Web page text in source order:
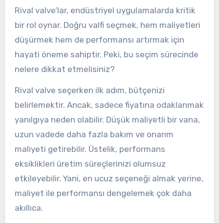
Rival valve’lar, endüstriyel uygulamalarda kritik
bir rol oynar. Doğru valfi seçmek, hem maliyetleri
düşürmek hem de performansı artırmak için
hayati öneme sahiptir. Peki, bu seçim sürecinde
nelere dikkat etmelisiniz?
Rival valve seçerken ilk adım, bütçenizi
belirlemektir. Ancak, sadece fiyatına odaklanmak
yanılgıya neden olabilir. Düşük maliyetli bir vana,
uzun vadede daha fazla bakım ve onarım
maliyeti getirebilir. Üstelik, performans
eksiklikleri üretim süreçlerinizi olumsuz
etkileyebilir. Yani, en ucuz seçeneği almak yerine,
maliyet ile performansı dengelemek çok daha
akıllıca.